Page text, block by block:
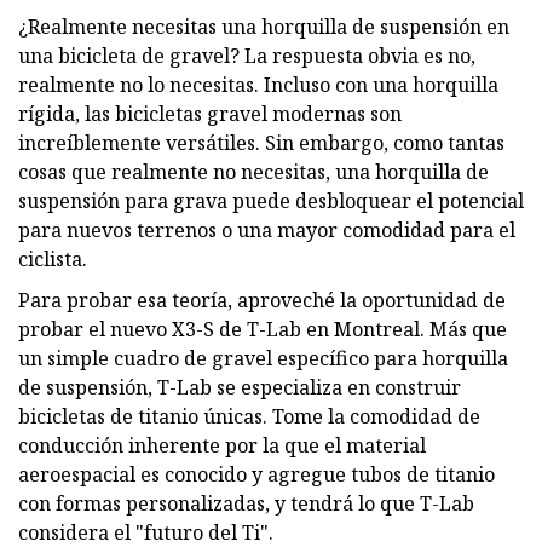
¿Realmente necesitas una horquilla de suspensión en
una bicicleta de gravel? La respuesta obvia es no,
realmente no lo necesitas. Incluso con una horquilla
rígida, las bicicletas gravel modernas son
increíblemente versátiles. Sin embargo, como tantas
cosas que realmente no necesitas, una horquilla de
suspensión para grava puede desbloquear el potencial
para nuevos terrenos o una mayor comodidad para el
ciclista.
Para probar esa teoría, aproveché la oportunidad de
probar el nuevo X3-S de T-Lab en Montreal. Más que
un simple cuadro de gravel específico para horquilla
de suspensión, T-Lab se especializa en construir
bicicletas de titanio únicas. Tome la comodidad de
conducción inherente por la que el material
aeroespacial es conocido y agregue tubos de titanio
con formas personalizadas, y tendrá lo que T-Lab
considera el "futuro del Ti".